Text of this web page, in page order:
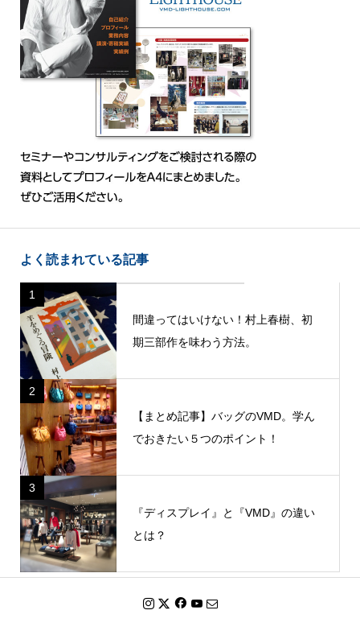
よく読まれている記事
1
間違ってはいけない！村上春樹、初
期三部作を味わう方法。
2
【まとめ記事】バッグのVMD。学ん
でおきたい５つのポイント！
3
『ディスプレイ』と『VMD』の違い
とは？